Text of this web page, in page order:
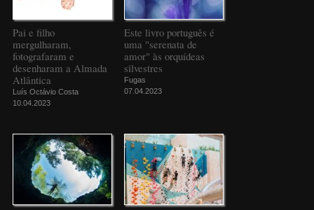
Pai e filho
mergulharam,
fotografaram e
desenharam a Almada
Atlântica
Luís Octávio Costa
10.04.2023
Este livro português é
uma "serenata de
amor" às orquídeas
silvestres
Fugas
07.04.2023